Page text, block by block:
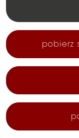
pobierz